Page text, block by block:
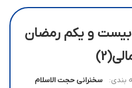
و یکم رمضان
بندی:
سخنرانی حجت الاسلام